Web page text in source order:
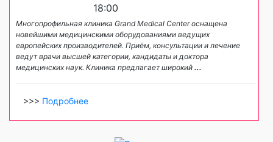
18:00
Многопрофильная клиника Grand Medical Center оснащена
новейшими медицинскими оборудованиями ведущих
европейских производителей. Приём, консультации и лечение
ведут врачи высшей категории, кандидаты и доктора
медицинских наук. Клиника предлагает широкий ...
>>> Подробнее